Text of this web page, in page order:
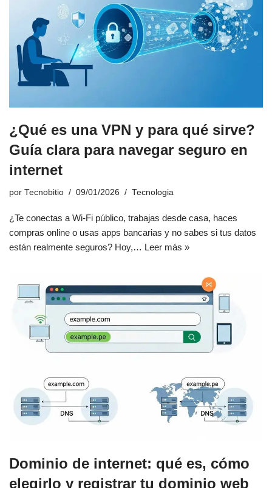
¿Qué es una VPN y para qué sirve?
Guía clara para navegar seguro en
internet
por Tecnobitio 09/01/2026 Tecnologia
¿Te conectas a Wi-Fi público, trabajas desde casa, haces
compras online o usas apps bancarias y no sabes si tus datos
están realmente seguros? Hoy,… Leer más »
Dominio de internet: qué es, cómo
elegirlo y registrar tu dominio web